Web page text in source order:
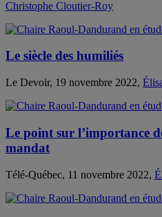
Christophe Cloutier-Roy
Le siècle des humiliés
Le Devoir, 19 novembre 2022,
Le point sur l’importance
mandat
Télé-Québec, 11 novembre 2022,